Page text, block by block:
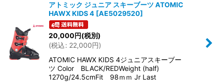
アトミック ジュニア スキーブーツ ATOMIC
HAWX KIDS 4 [AE5029520]
20,000円(税別)
(税込: 22,000円)
ATOMIC HAWX KIDS 4ジュニアスキーブー
ツ Color BLACK/REDWeight (half)
1270g/24.5cmFit 98ｍｍ Jr Last